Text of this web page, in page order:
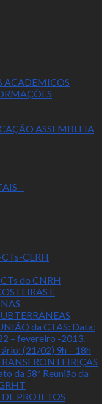
ACADEMICOS
ASSEMBLEIA
–
CERH
do CNRH
E
da CTAS: Data:
– fevereiro -2013.
(21/02) 9h – 18h
da 58ª Reunião da
PROJETOS